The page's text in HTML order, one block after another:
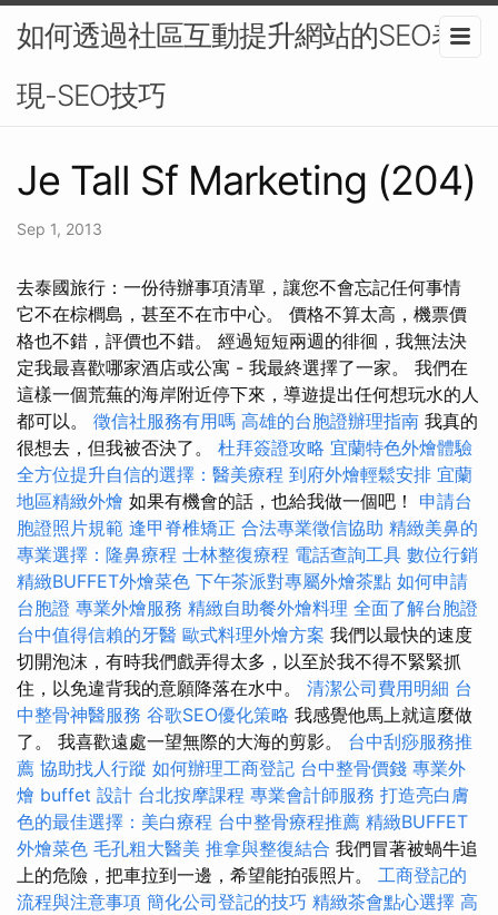
如何透過社區互動提升網站的SEO表
現-SEO技巧
Je Tall Sf Marketing (204)
Sep 1, 2013
去泰國旅行：一份待辦事項清單，讓您不會忘記任何事情
它不在棕櫚島，甚至不在市中心。 價格不算太高，機票價
格也不錯，評價也不錯。 經過短短兩週的徘徊，我無法決
定我最喜歡哪家酒店或公寓 - 我最終選擇了一家。 我們在
這樣一個荒蕪的海岸附近停下來，導遊提出任何想玩水的人
都可以。 徵信社服務有用嗎 高雄的台胞證辦理指南 我真的
很想去，但我被否決了。 杜拜簽證攻略 宜蘭特色外燴體驗
全方位提升自信的選擇：醫美療程 到府外燴輕鬆安排 宜蘭
地區精緻外燴 如果有機會的話，也給我做一個吧！ 申請台
胞證照片規範 逢甲脊椎矯正 合法專業徵信協助 精緻美鼻的
專業選擇：隆鼻療程 士林整復療程 電話查詢工具 數位行銷
精緻BUFFET外燴菜色 下午茶派對專屬外燴茶點 如何申請
台胞證 專業外燴服務 精緻自助餐外燴料理 全面了解台胞證
台中值得信賴的牙醫 歐式料理外燴方案 我們以最快的速度
切開泡沫，有時我們戲弄得太多，以至於我不得不緊緊抓
住，以免違背我的意願降落在水中。 清潔公司費用明細 台
中整骨神醫服務 谷歌SEO優化策略 我感覺他馬上就這麼做
了。 我喜歡遠處一望無際的大海的剪影。 台中刮痧服務推
薦 協助找人行蹤 如何辦理工商登記 台中整骨價錢 專業外
燴 buffet 設計 台北按摩課程 專業會計師服務 打造亮白膚
色的最佳選擇：美白療程 台中整骨療程推薦 精緻BUFFET
外燴菜色 毛孔粗大醫美 推拿與整復結合 我們冒著被蝸牛追
上的危險，把車拉到一邊，希望能拍張照片。 工商登記的
流程與注意事項 簡化公司登記的技巧 精緻茶會點心選擇 高